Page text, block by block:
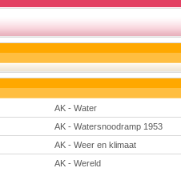
AK - Water
AK - Watersnoodramp 1953
AK - Weer en klimaat
AK - Wereld